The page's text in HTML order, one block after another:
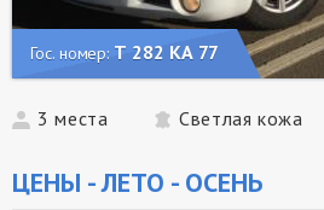
Гос. номер: Т 282 КА 77
3 места Светлая кожа
ЦЕНЫ - ЛЕТО - ОСЕНЬ